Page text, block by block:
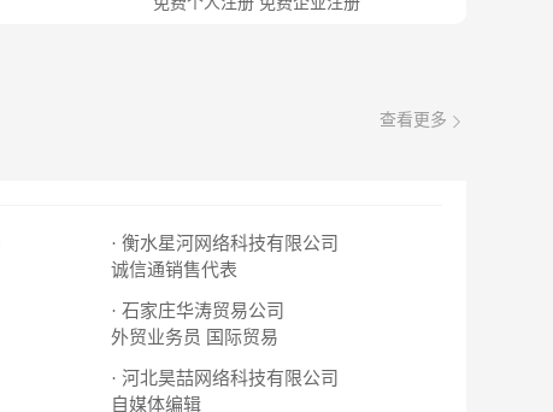
查看更多
· 衡水星河网络科技有限公司
诚信通销售代表
· 石家庄华涛贸易公司
外贸业务员 国际贸易
· 河北昊喆网络科技有限公司
自媒体编辑